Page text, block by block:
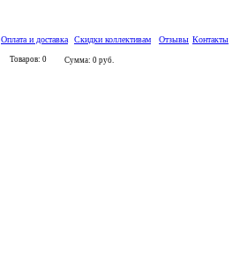
Оплата и доставка Скидки коллективам Отзывы Контакты
Товаров: 0 Сумма: 0 руб.